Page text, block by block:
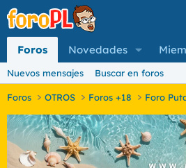
Foros Novedades
Nuevos mensajes Buscar en foros
Foros OTROS Foros +18 Foro